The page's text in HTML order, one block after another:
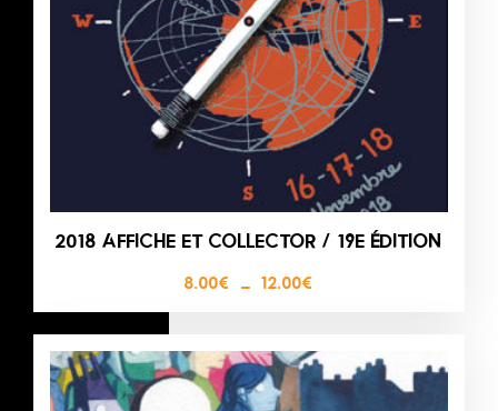
2018 AFFICHE ET COLLECTOR / 19E ÉDITION
8.00€ – 12.00€